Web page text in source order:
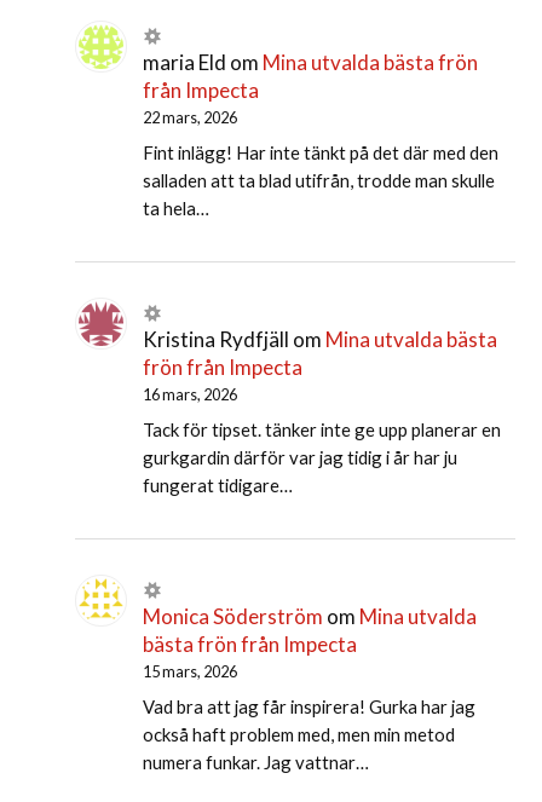
maria Eld om Mina utvalda bästa frön
från Impecta
22 mars, 2026
Fint inlägg! Har inte tänkt på det där med den
salladen att ta blad utifrån, trodde man skulle
ta hela…
Kristina Rydfjäll om Mina utvalda bästa
frön från Impecta
16 mars, 2026
Tack för tipset. tänker inte ge upp planerar en
gurkgardin därför var jag tidig i år har ju
fungerat tidigare…
Monica Söderström om Mina utvalda
bästa frön från Impecta
15 mars, 2026
Vad bra att jag får inspirera! Gurka har jag
också haft problem med, men min metod
numera funkar. Jag vattnar…